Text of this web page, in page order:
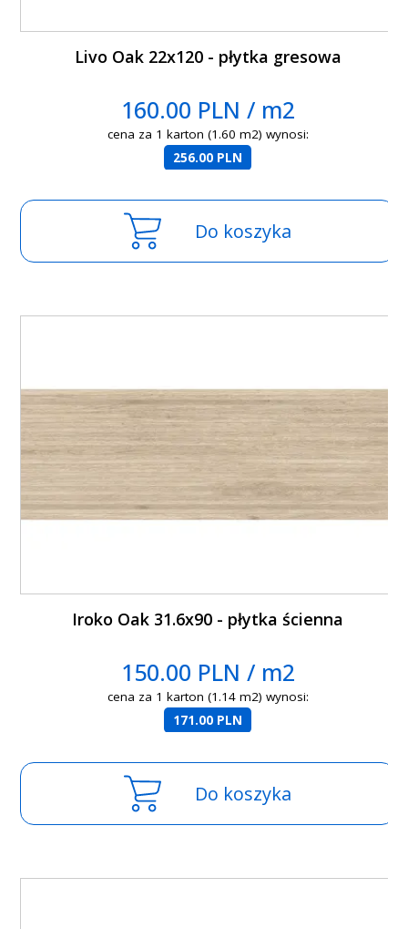
Livo Oak 22x120 - płytka gresowa
160.00 PLN / m2
cena za 1 karton (1.60 m2) wynosi:
256.00 PLN
Do koszyka
Iroko Oak 31.6x90 - płytka ścienna
150.00 PLN / m2
cena za 1 karton (1.14 m2) wynosi:
171.00 PLN
Do koszyka